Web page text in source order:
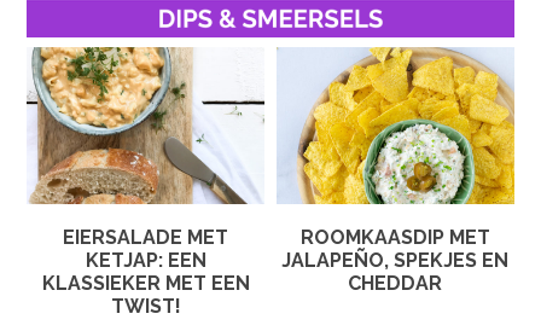
EIERSALADE MET
KETJAP: EEN
KLASSIEKER MET EEN
TWIST!
ROOMKAASDIP MET
JALAPEÑO, SPEKJES EN
CHEDDAR